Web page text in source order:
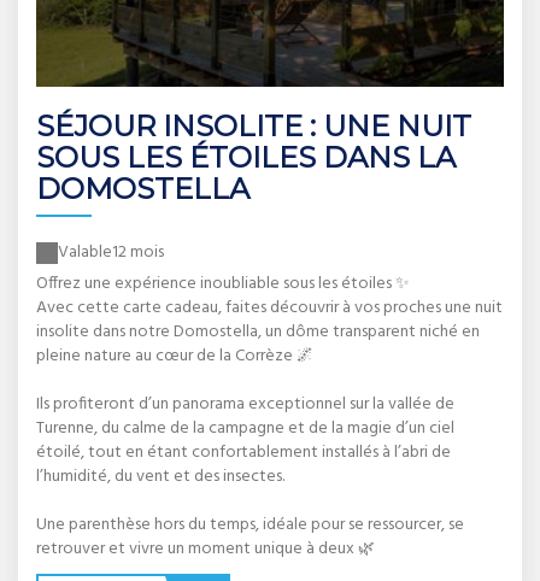
SÉJOUR INSOLITE : UNE NUIT
SOUS LES ÉTOILES DANS LA
DOMOSTELLA
Valable12 mois
Offrez une expérience inoubliable sous les étoiles ✨
Avec cette carte cadeau, faites découvrir à vos proches une nuit
insolite dans notre Domostella, un dôme transparent niché en
pleine nature au cœur de la Corrèze 🌌
Ils profiteront d’un panorama exceptionnel sur la vallée de
Turenne, du calme de la campagne et de la magie d’un ciel
étoilé, tout en étant confortablement installés à l’abri de
l’humidité, du vent et des insectes.
Une parenthèse hors du temps, idéale pour se ressourcer, se
retrouver et vivre un moment unique à deux 🌿